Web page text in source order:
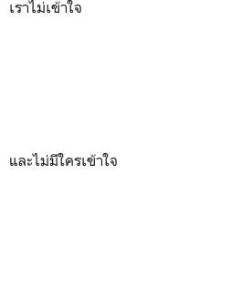
เราไม่เข้าใจ
และไม่มีใครเข้าใจ